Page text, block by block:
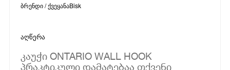
ბრენდი / ქვეყანაBisk
აღწერა
კაუჭი ONTARIO WALL HOOK
პრაკტიკული დამატებაა თქვენი